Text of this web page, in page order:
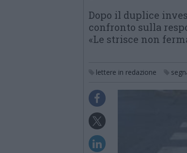
Dopo il duplice
confronto sulla
«Le strisce non
lettere in redazione